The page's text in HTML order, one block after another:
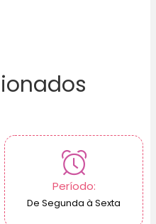
Período:
De Segunda à Sexta